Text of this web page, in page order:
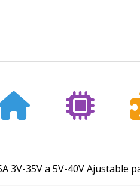
3V-35V a 5V-40V Ajustable